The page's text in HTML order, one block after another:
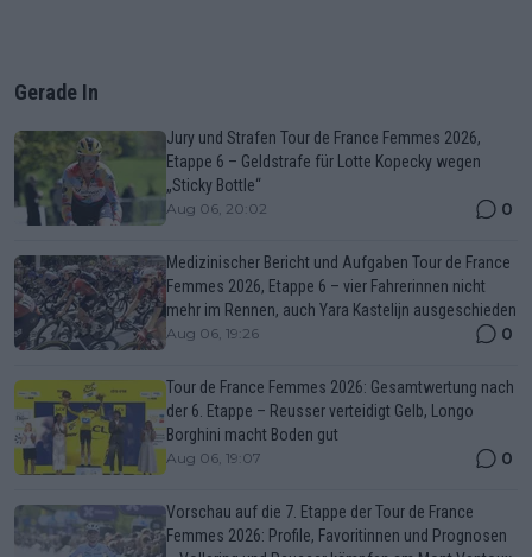
Gerade In
Jury und Strafen Tour de France Femmes 2026,
Etappe 6 – Geldstrafe für Lotte Kopecky wegen
„Sticky Bottle“
Aug 06, 20:02 0
Medizinischer Bericht und Aufgaben Tour de France
Femmes 2026, Etappe 6 – vier Fahrerinnen nicht
mehr im Rennen, auch Yara Kastelijn ausgeschieden
Aug 06, 19:26 0
Tour de France Femmes 2026: Gesamtwertung nach
der 6. Etappe – Reusser verteidigt Gelb, Longo
Borghini macht Boden gut
Aug 06, 19:07 0
Vorschau auf die 7. Etappe der Tour de France
Femmes 2026: Profile, Favoritinnen und Prognosen